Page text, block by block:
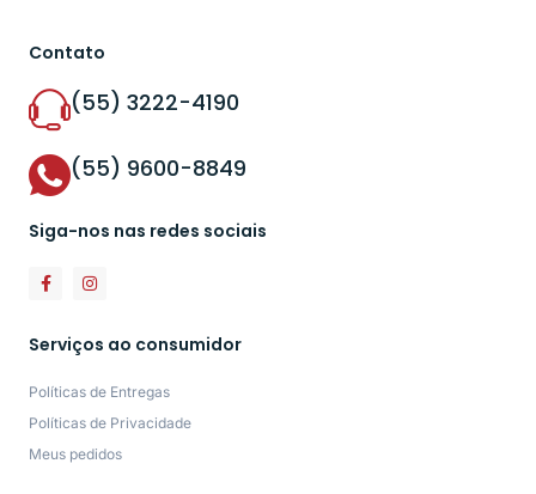
Contato
(55) 3222-4190
(55) 9600-8849
Siga-nos nas redes sociais
Serviços ao consumidor
Políticas de Entregas
Políticas de Privacidade
Meus pedidos